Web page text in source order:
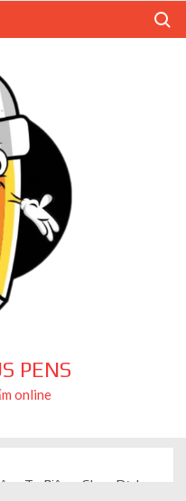
PENS
online
Ty Riêng: Chọn Dịch